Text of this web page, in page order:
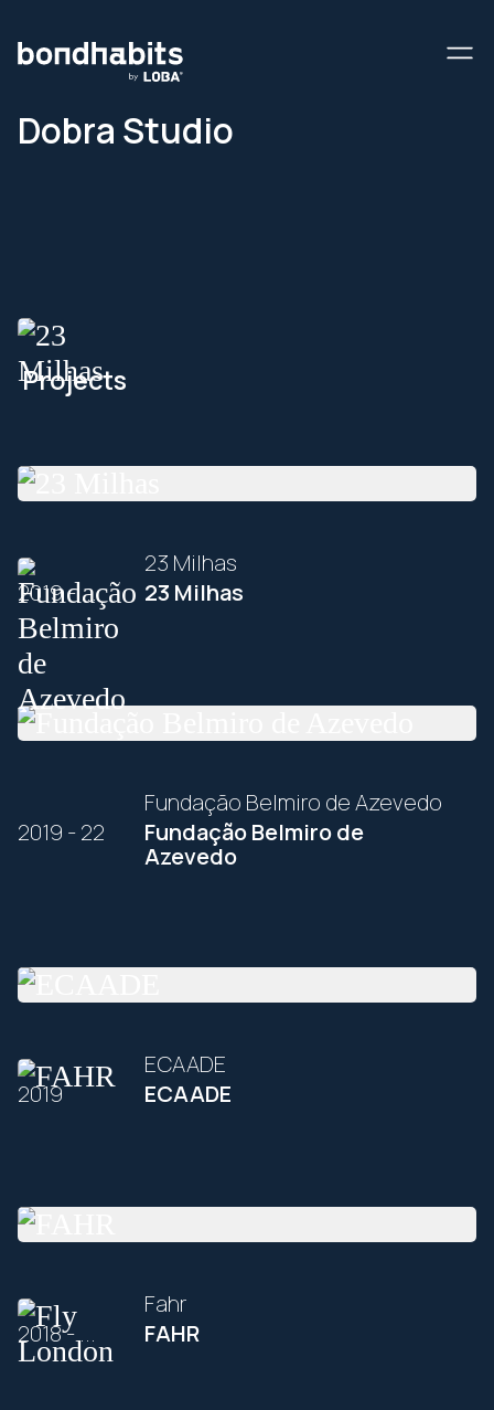
Dobra Studio
Projects
23 Milhas
2019 - ...
23 Milhas
Fundação Belmiro de Azevedo
2019 - 22
Fundação Belmiro de
Azevedo
ECAADE
2019
ECAADE
Fahr
2018 - ...
FAHR